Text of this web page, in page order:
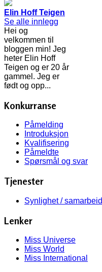
Elin Hoff Teigen
Se alle innlegg
Hei og
velkommen til
bloggen min! Jeg
heter Elin Hoff
Teigen og er 20 år
gammel. Jeg er
født og opp...
Konkurranse
Påmelding
Introduksjon
Kvalifisering
Påmeldte
Spørsmål og svar
Tjenester
Synlighet / samarbeid
Lenker
Miss Universe
Miss World
Miss International